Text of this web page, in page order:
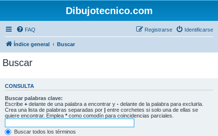
Dibujotecnico.com
FAQ Identificarse
Registrarse
Índice general Buscar
Buscar
CONSULTA
Buscar palabras clave:
Escribe + delante de una palabra a encontrar y - delante de la palabra para excluirla.
Crea una lista de palabras separadas por | entre corchetes si solo una de ellas se
quiere encontrar. Emplea * como comodín para coincidencias parciales.
Buscar todos los términos